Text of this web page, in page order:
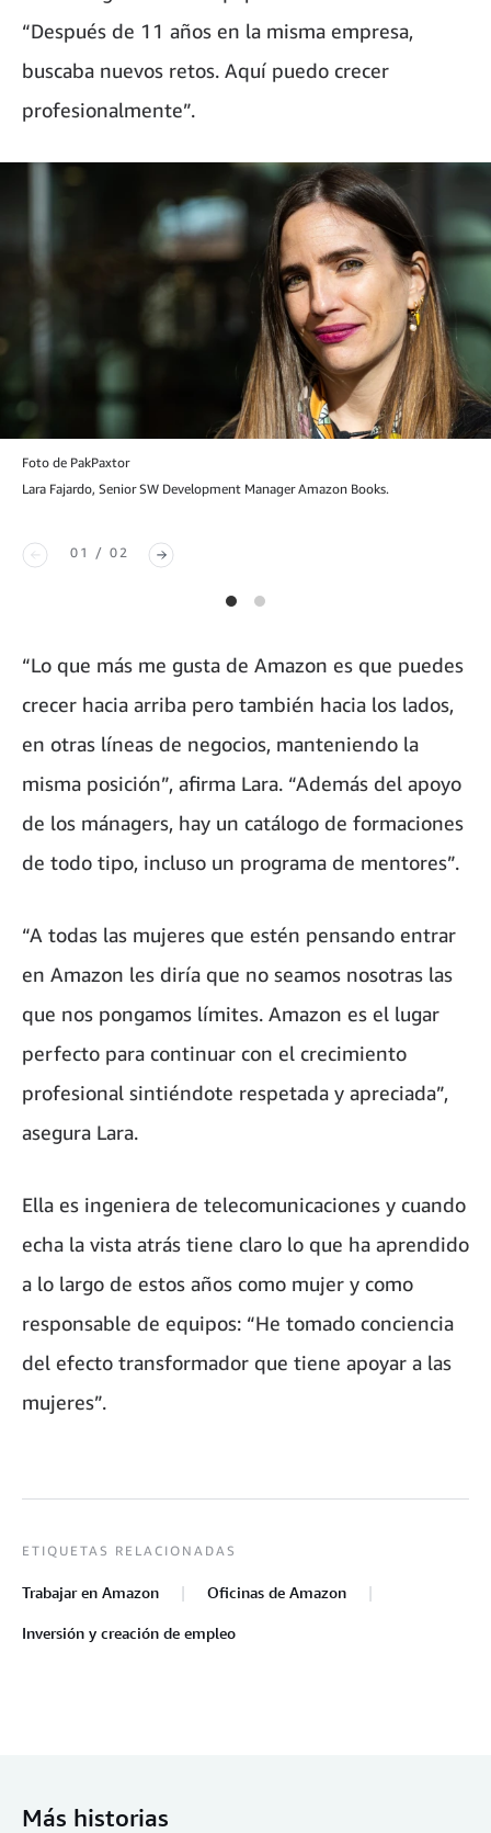
“Después de 11 años en la misma empresa,
buscaba nuevos retos. Aquí puedo crecer
profesionalmente”.
Foto de PakPaxtor
Lara Fajardo, Senior SW Development Manager Amazon Books.
01 / 02
“Lo que más me gusta de Amazon es que puedes
crecer hacia arriba pero también hacia los lados,
en otras líneas de negocios, manteniendo la
misma posición”, afirma Lara. “Además del apoyo
de los mánagers, hay un catálogo de formaciones
de todo tipo, incluso un programa de mentores”.
“A todas las mujeres que estén pensando entrar
en Amazon les diría que no seamos nosotras las
que nos pongamos límites. Amazon es el lugar
perfecto para continuar con el crecimiento
profesional sintiéndote respetada y apreciada”,
asegura Lara.
Ella es ingeniera de telecomunicaciones y cuando
echa la vista atrás tiene claro lo que ha aprendido
a lo largo de estos años como mujer y como
responsable de equipos: “He tomado conciencia
del efecto transformador que tiene apoyar a las
mujeres”.
ETIQUETAS RELACIONADAS
Trabajar en Amazon Oficinas de Amazon
Inversión y creación de empleo
Más historias